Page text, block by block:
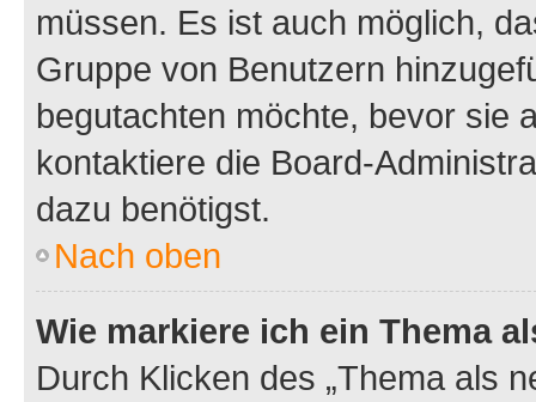
müssen. Es ist auch möglich,
Gruppe von Benutzern
begutachten möchte, bevor sie
kontaktiere die Board-
dazu benötigst.
Nach oben
Wie markiere ich ein Thema
Durch Klicken des „Thema als